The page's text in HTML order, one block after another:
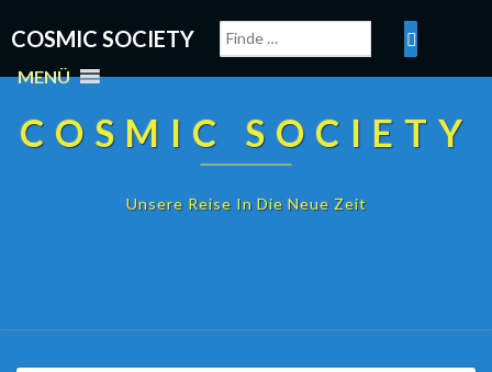
COSMIC SOCIETY
MENÜ
COSMIC SOCIETY
Unsere Reise In Die Neue Zeit